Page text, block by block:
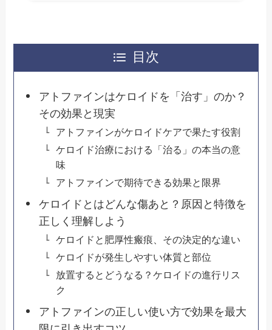
目次
アトファインはケロイドを「治す」のか？
その効果と現実
アトファインがケロイドケアで果たす役割
ケロイド治療における「治る」の本当の意
味
アトファインで期待できる効果と限界
ケロイドとはどんな傷あと？原因と特徴を
正しく理解しよう
ケロイドと肥厚性瘢痕、その決定的な違い
ケロイドが発生しやすい体質と部位
放置するとどうなる？ケロイドの進行リス
ク
アトファインの正しい使い方で効果を最大